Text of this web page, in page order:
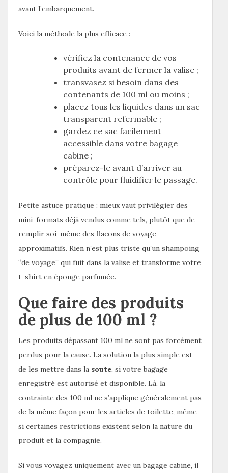
avant l’embarquement.
Voici la méthode la plus efficace :
vérifiez la contenance de vos
produits avant de fermer la valise ;
transvasez si besoin dans des
contenants de 100 ml ou moins ;
placez tous les liquides dans un sac
transparent refermable ;
gardez ce sac facilement
accessible dans votre bagage
cabine ;
préparez-le avant d’arriver au
contrôle pour fluidifier le passage.
Petite astuce pratique : mieux vaut privilégier des
mini-formats déjà vendus comme tels, plutôt que de
remplir soi-même des flacons de voyage
approximatifs. Rien n’est plus triste qu’un shampoing
“de voyage” qui fuit dans la valise et transforme votre
t-shirt en éponge parfumée.
Que faire des produits
de plus de 100 ml ?
Les produits dépassant 100 ml ne sont pas forcément
perdus pour la cause. La solution la plus simple est
de les mettre dans la soute, si votre bagage
enregistré est autorisé et disponible. Là, la
contrainte des 100 ml ne s’applique généralement pas
de la même façon pour les articles de toilette, même
si certaines restrictions existent selon la nature du
produit et la compagnie.
Si vous voyagez uniquement avec un bagage cabine, il